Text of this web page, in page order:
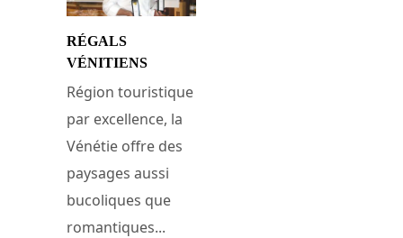
RÉGALS
VÉNITIENS
Région touristique
par excellence, la
Vénétie offre des
paysages aussi
bucoliques que
romantiques...